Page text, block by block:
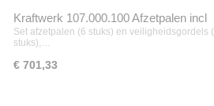
Kraftwerk 107.000.100 Afzetpalen incl
afzetlint
Set afzetpalen (6 stuks) en veiligheidsgordels
stuks),…
€ 701,33